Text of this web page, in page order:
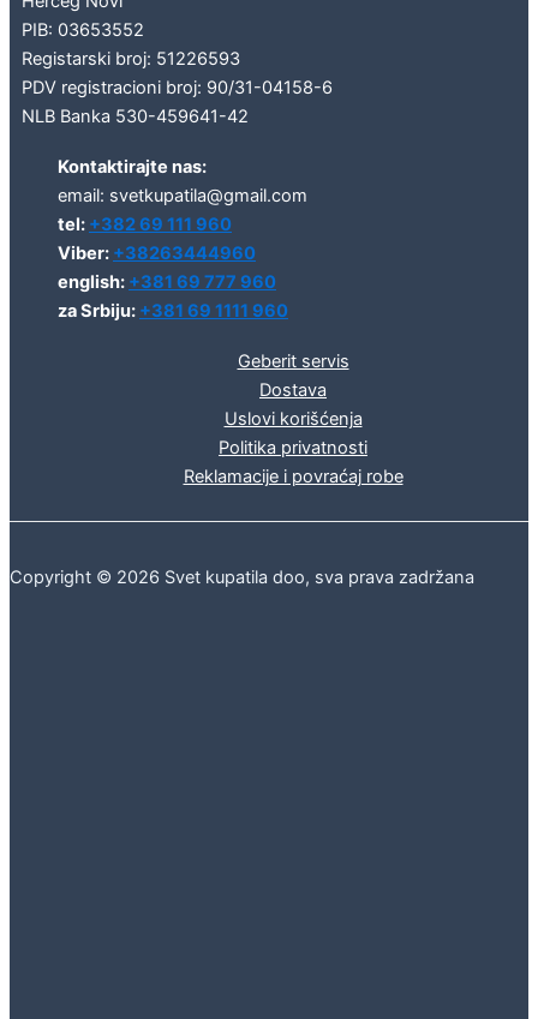
PIB: 03653552
Registarski broj: 51226593
PDV registracioni broj: 90/31-04158-6
NLB Banka 530-459641-42
Kontaktirajte nas:
email: svetkupatila@gmail.com
tel: +382 69 111 960
Viber: +38263444960
english: +381 69 777 960
za Srbiju: +381 69 1111 960
Geberit servis
Dostava
Uslovi korišćenja
Politika privatnosti
Reklamacije i povraćaj robe
Copyright © 2026 Svet kupatila doo, sva prava zadržana